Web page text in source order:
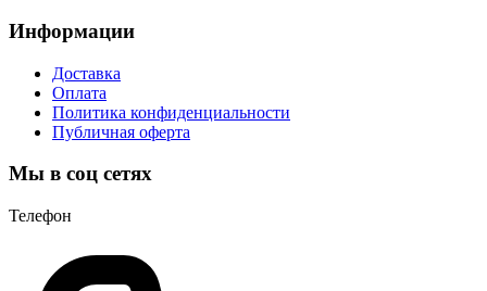
Информации
Доставка
Оплата
Политика конфиденциальности
Публичная оферта
Мы в соц сетях
Телефон